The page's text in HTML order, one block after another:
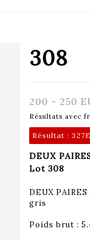
308
200 - 250
Résultats avec
Résultat :
DEUX
Lot 308
DEUX
gris
Poids brut :